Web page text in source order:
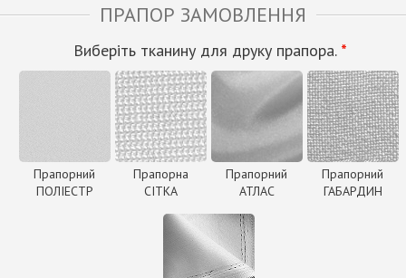
ПРАПОР ЗАМОВЛЕННЯ
Виберіть тканину для друку прапора. *
Прапорний
ПОЛІЕСТР
Прапорна
СІТКА
Прапорний
АТЛАС
Прапорний
ГАБАРДИН